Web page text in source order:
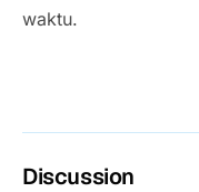
waktu.
Discussion